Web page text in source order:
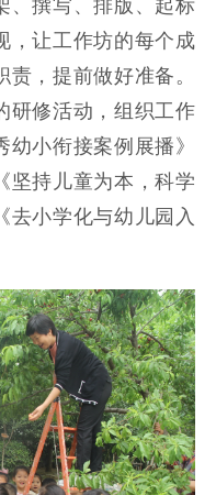
，让工作坊的每个成
，提前做好准备。
研修活动，组织工作
小衔接案例展播》
坚持儿童为本，科学
去小学化与幼儿园入